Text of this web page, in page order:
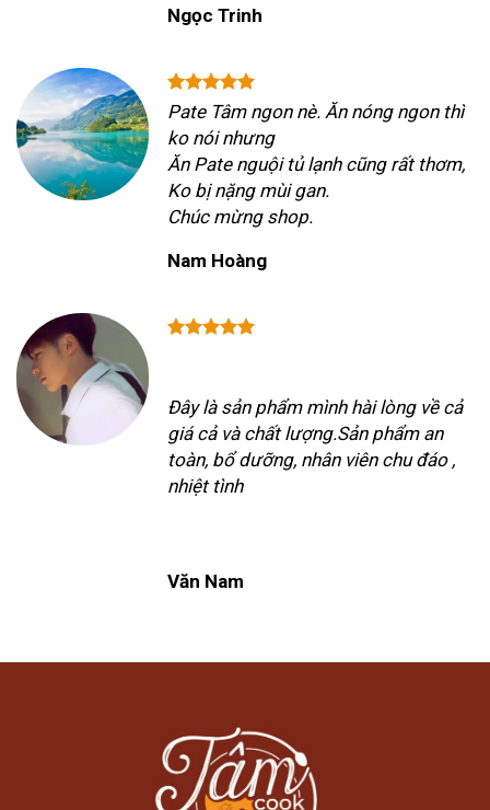
Ngọc Trinh
Pate Tâm ngon nè. Ăn nóng ngon thì
ko nói nhưng
Ăn Pate nguội tủ lạnh cũng rất thơm,
Ko bị nặng mùi gan.
Chúc mừng shop.
Nam Hoàng
Đây là sản phẩm mình hài lòng về cả
giá cả và chất lượng.Sản phẩm an
toàn, bổ dưỡng, nhân viên chu đáo ,
nhiệt tình
Văn Nam